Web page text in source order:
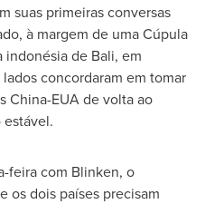
suas primeiras conversas
à margem de uma Cúpula
indonésia de Bali, em
concordaram em tomar
China-EUA de volta ao
feira com Blinken, o
os dois países precisam